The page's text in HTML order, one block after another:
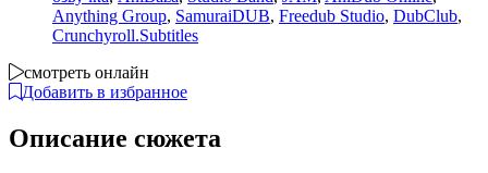
Anything Group, SamuraiDUB, Freedub Studio, DubClub,
Crunchyroll.Subtitles
смотреть онлайн
Добавить в избранное
Описание сюжета